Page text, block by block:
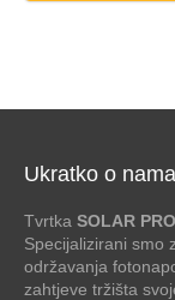
Ukratko o nama
Tvrtka SOLAR
Specijalizirani smo
održavanja
zahtjeve tržišta